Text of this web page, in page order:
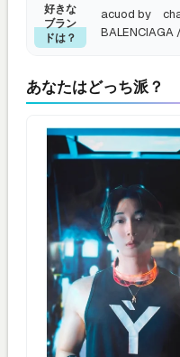
好きな
ブラン
ドは？
acuod by
BALENCIAGA
あなたはどっち派？